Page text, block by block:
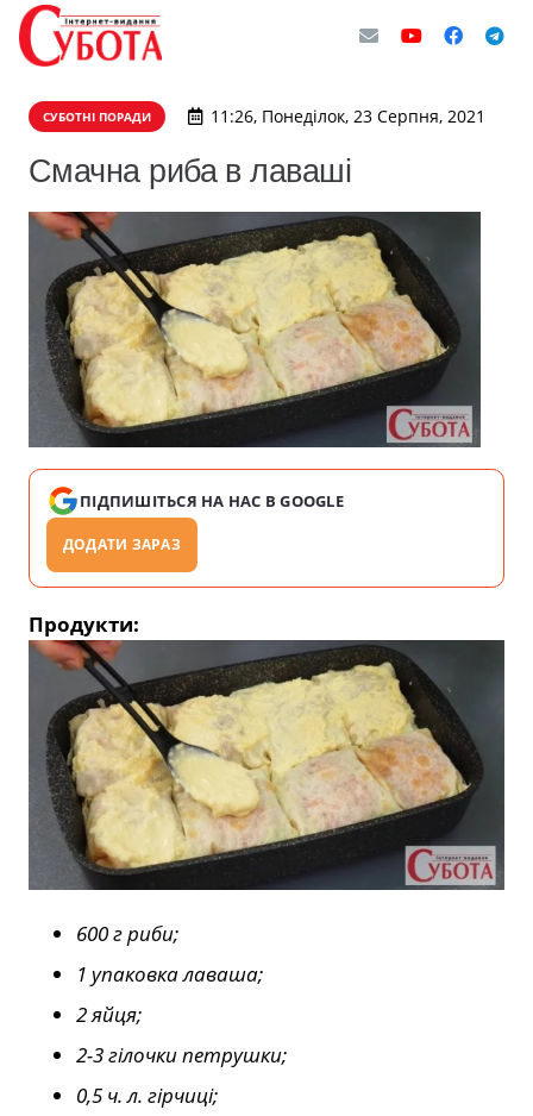
СУБОТНІ ПОРАДИ 11:26, Понеділок, 23 Серпня, 2021
Смачна риба в лаваші
ПІДПИШІТЬСЯ НА НАС В GOOGLE
ДОДАТИ ЗАРАЗ
Продукти:
600 г риби;
1 упаковка лаваша;
2 яйця;
2-3 гілочки петрушки;
0,5 ч. л. гірчиці;